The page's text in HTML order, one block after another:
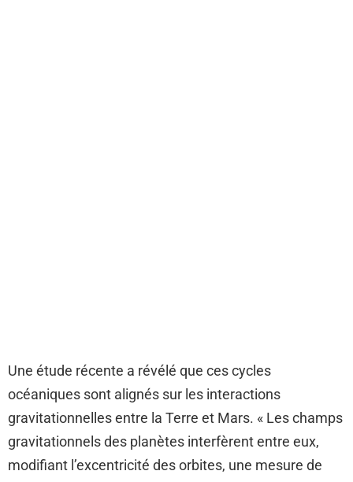
Une étude récente a révélé que ces cycles
océaniques sont alignés sur les interactions
gravitationnelles entre la Terre et Mars. « Les champs
gravitationnels des planètes interfèrent entre eux,
modifiant l’excentricité des orbites, une mesure de